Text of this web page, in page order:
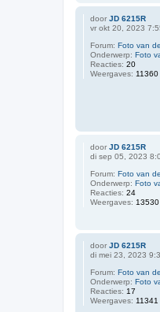
door JD 6215R
vr okt 20, 2023
Forum: Foto van
Onderwerp: Foto
Reacties: 20
Weergaves: 11360
door JD 6215R
di sep 05, 2023
Forum: Foto van
Onderwerp: Foto
Reacties: 24
Weergaves: 13530
door JD 6215R
di mei 23, 2023
Forum: Foto van
Onderwerp: Foto
Reacties: 17
Weergaves: 11341